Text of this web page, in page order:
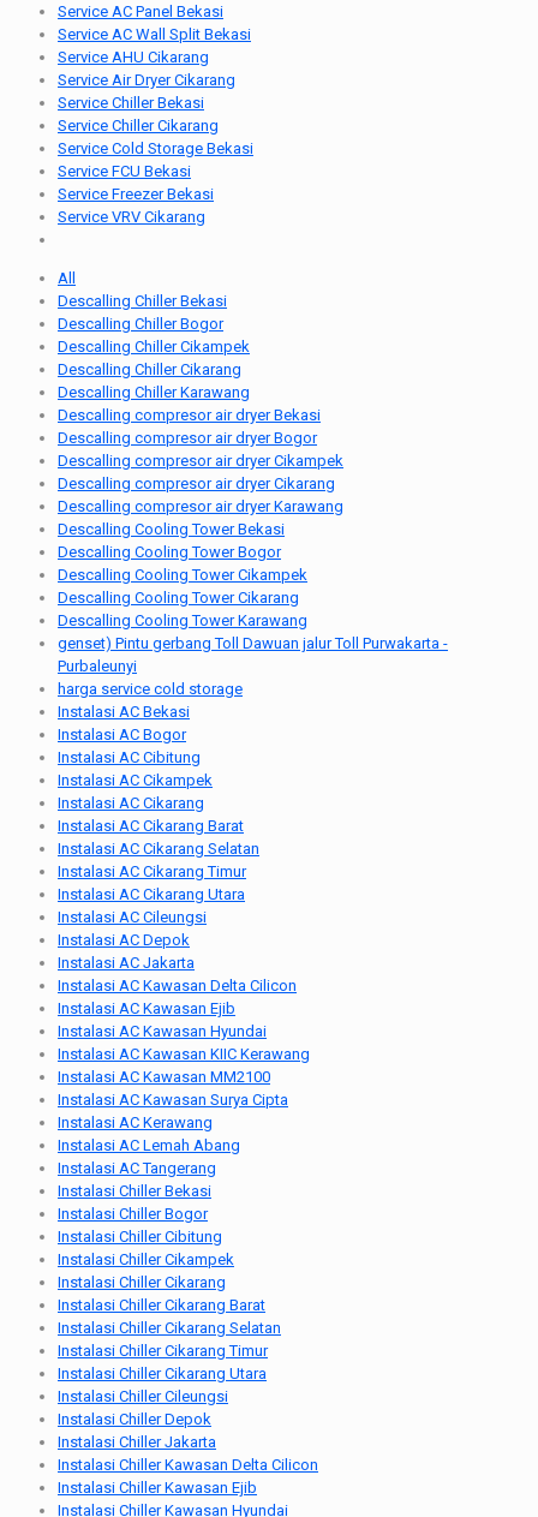
Service AC Panel Bekasi
Service AC Wall Split Bekasi
Service AHU Cikarang
Service Air Dryer Cikarang
Service Chiller Bekasi
Service Chiller Cikarang
Service Cold Storage Bekasi
Service FCU Bekasi
Service Freezer Bekasi
Service VRV Cikarang
All
Descalling Chiller Bekasi
Descalling Chiller Bogor
Descalling Chiller Cikampek
Descalling Chiller Cikarang
Descalling Chiller Karawang
Descalling compresor air dryer Bekasi
Descalling compresor air dryer Bogor
Descalling compresor air dryer Cikampek
Descalling compresor air dryer Cikarang
Descalling compresor air dryer Karawang
Descalling Cooling Tower Bekasi
Descalling Cooling Tower Bogor
Descalling Cooling Tower Cikampek
Descalling Cooling Tower Cikarang
Descalling Cooling Tower Karawang
genset) Pintu gerbang Toll Dawuan jalur Toll Purwakarta -
Purbaleunyi
harga service cold storage
Instalasi AC Bekasi
Instalasi AC Bogor
Instalasi AC Cibitung
Instalasi AC Cikampek
Instalasi AC Cikarang
Instalasi AC Cikarang Barat
Instalasi AC Cikarang Selatan
Instalasi AC Cikarang Timur
Instalasi AC Cikarang Utara
Instalasi AC Cileungsi
Instalasi AC Depok
Instalasi AC Jakarta
Instalasi AC Kawasan Delta Cilicon
Instalasi AC Kawasan Ejib
Instalasi AC Kawasan Hyundai
Instalasi AC Kawasan KIIC Kerawang
Instalasi AC Kawasan MM2100
Instalasi AC Kawasan Surya Cipta
Instalasi AC Kerawang
Instalasi AC Lemah Abang
Instalasi AC Tangerang
Instalasi Chiller Bekasi
Instalasi Chiller Bogor
Instalasi Chiller Cibitung
Instalasi Chiller Cikampek
Instalasi Chiller Cikarang
Instalasi Chiller Cikarang Barat
Instalasi Chiller Cikarang Selatan
Instalasi Chiller Cikarang Timur
Instalasi Chiller Cikarang Utara
Instalasi Chiller Cileungsi
Instalasi Chiller Depok
Instalasi Chiller Jakarta
Instalasi Chiller Kawasan Delta Cilicon
Instalasi Chiller Kawasan Ejib
Instalasi Chiller Kawasan Hyundai